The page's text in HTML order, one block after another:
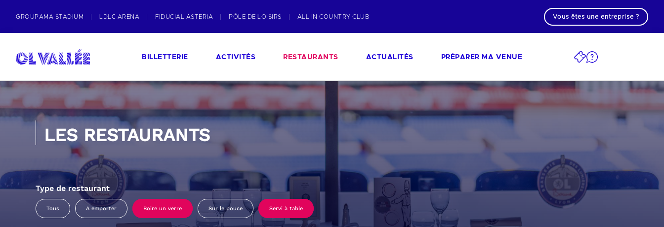
GROUPAMA STADIUM LDLC ARENA FIDUCIAL ASTERIA PÔLE DE LOISIRS ALL IN COUNTRY CLUB Vous êtes une entreprise ?
BILLETTERIE ACTIVITÉS RESTAURANTS ACTUALITÉS PRÉPARER MA VENUE
LES RESTAURANTS
Type de restaurant
Tous A emporter Boire un verre Sur le pouce Servi à table